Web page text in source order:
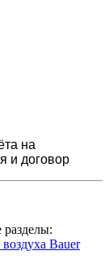
на
и договор
Bauer